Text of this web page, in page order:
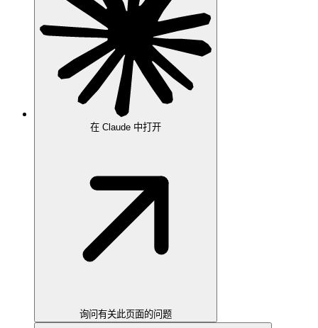
在 Claude 中打开
询问有关此页面的问题